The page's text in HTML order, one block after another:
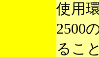
使用
2500
るこ